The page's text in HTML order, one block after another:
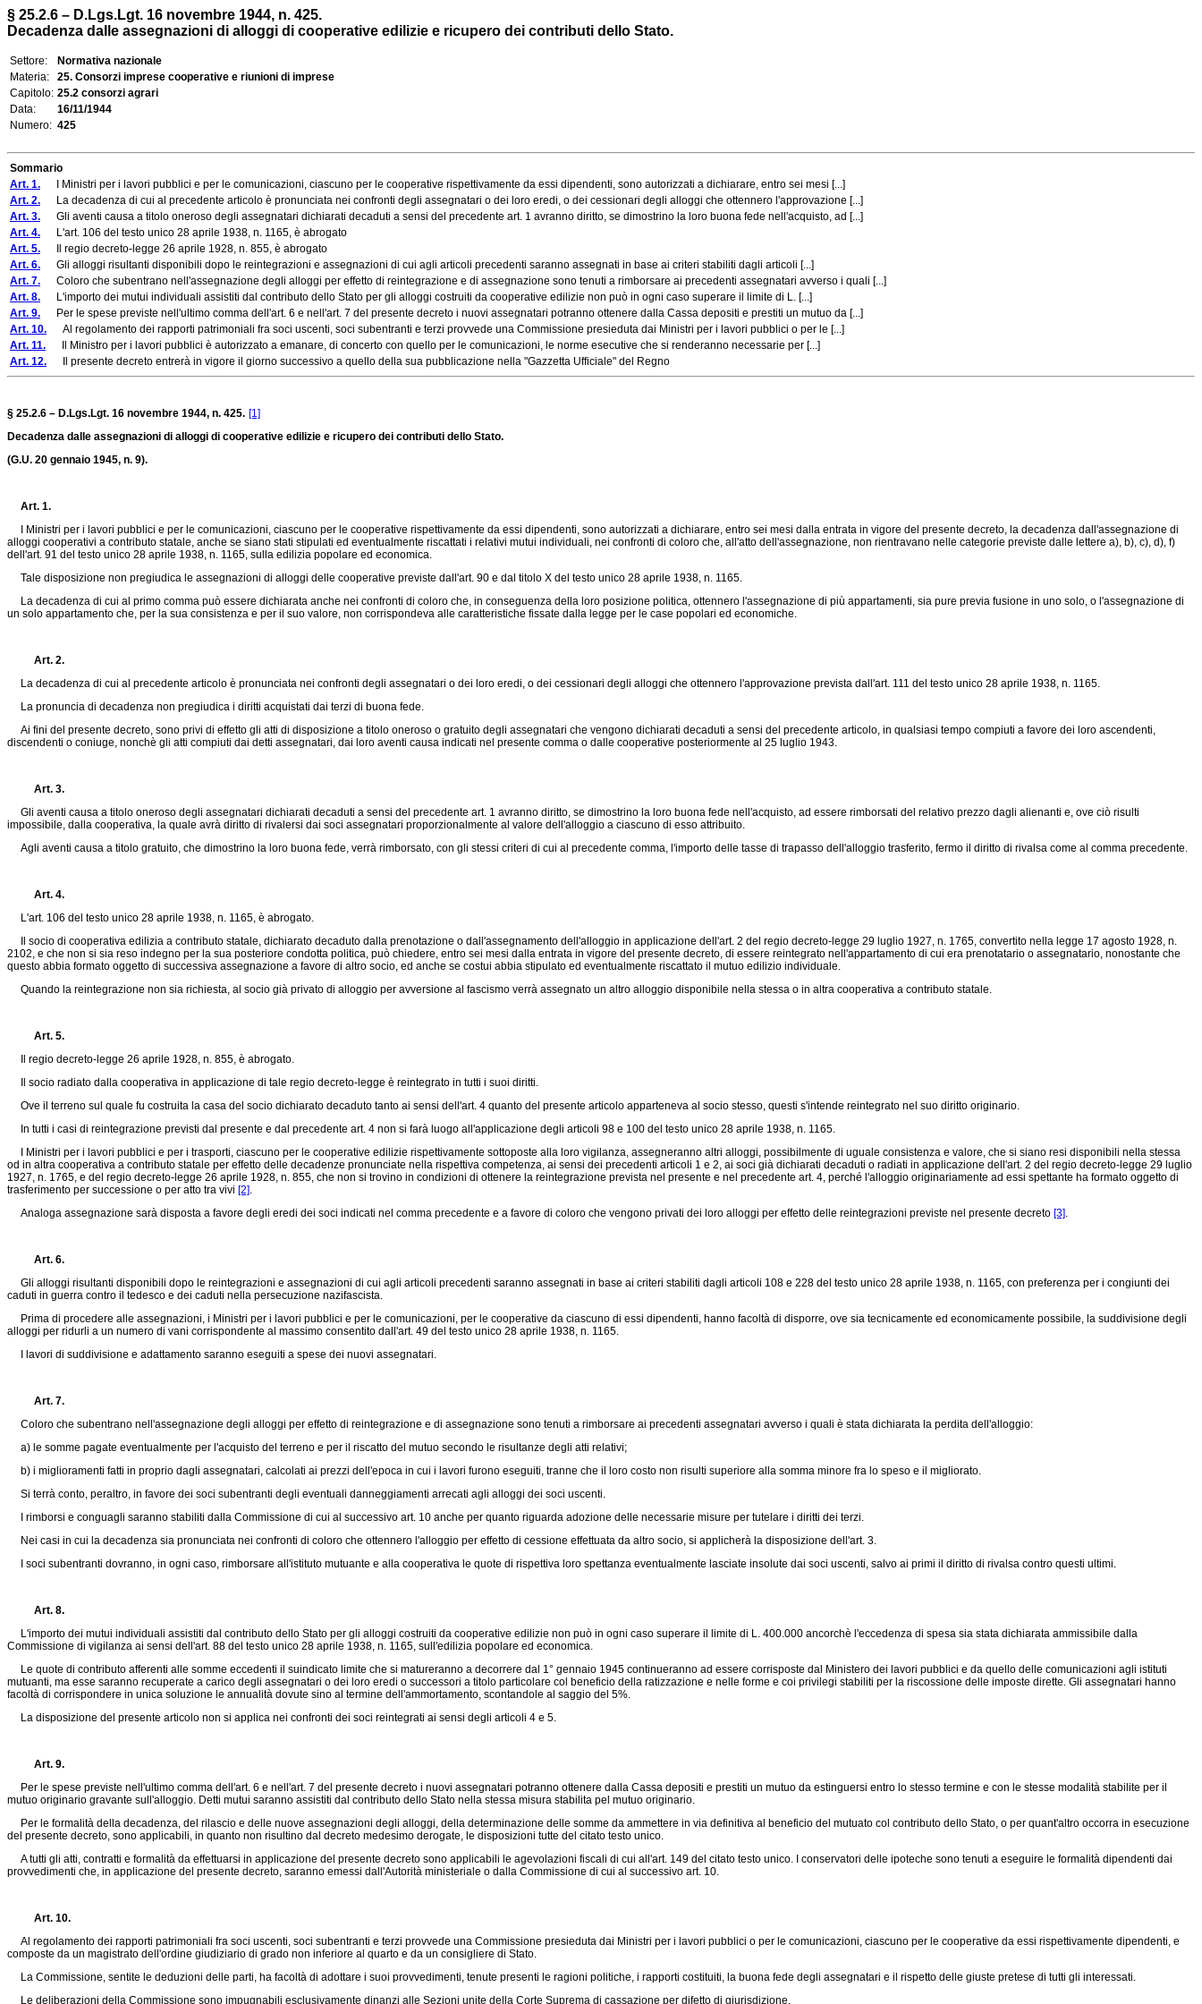
§ 25.2.6 – D.Lgs.Lgt. 16 novembre 1944, n. 425.
Decadenza dalle assegnazioni di alloggi di cooperative edilizie e ricupero dei contributi dello Stato.
Settore:
Normativa nazionale
Materia:
25. Consorzi imprese cooperative e riunioni di imprese
Capitolo: 25.2 consorzi agrari
Data:
16/11/1944
Numero: 425
Sommario
Art. 1. I Ministri per i lavori pubblici e per le comunicazioni, ciascuno per le cooperative rispettivamente da essi dipendenti, sono autorizzati a dichiarare, entro sei mesi [...]
Art. 2. La decadenza di cui al precedente articolo è pronunciata nei confronti degli assegnatari o dei loro eredi, o dei cessionari degli alloggi che ottennero l'approvazione [...]
Art. 3. Gli aventi causa a titolo oneroso degli assegnatari dichiarati decaduti a sensi del precedente art. 1 avranno diritto, se dimostrino la loro buona fede nell'acquisto, ad [...]
Art. 4. L'art. 106 del testo unico 28 aprile 1938, n. 1165, è abrogato
Art. 5. Il regio decreto-legge 26 aprile 1928, n. 855, è abrogato
Art. 6. Gli alloggi risultanti disponibili dopo le reintegrazioni e assegnazioni di cui agli articoli precedenti saranno assegnati in base ai criteri stabiliti dagli articoli [...]
Art. 7. Coloro che subentrano nell'assegnazione degli alloggi per effetto di reintegrazione e di assegnazione sono tenuti a rimborsare ai precedenti assegnatari avverso i quali [...]
Art. 8. L'importo dei mutui individuali assistiti dal contributo dello Stato per gli alloggi costruiti da cooperative edilizie non può in ogni caso superare il limite di L. [...]
Art. 9. Per le spese previste nell'ultimo comma dell'art. 6 e nell'art. 7 del presente decreto i nuovi assegnatari potranno ottenere dalla Cassa depositi e prestiti un mutuo da [...]
Art. 10. Al regolamento dei rapporti patrimoniali fra soci uscenti, soci subentranti e terzi provvede una Commissione presieduta dai Ministri per i lavori pubblici o per le [...]
Art. 11. Il Ministro per i lavori pubblici è autorizzato a emanare, di concerto con quello per le comunicazioni, le norme esecutive che si renderanno necessarie per [...]
Art. 12. Il presente decreto entrerà in vigore il giorno successivo a quello della sua pubblicazione nella "Gazzetta Ufficiale" del Regno
§ 25.2.6 – D.Lgs.Lgt. 16 novembre 1944, n. 425. [1]
Decadenza dalle assegnazioni di alloggi di cooperative edilizie e ricupero dei contributi dello Stato.
(G.U. 20 gennaio 1945, n. 9).
Art. 1.
I Ministri per i lavori pubblici e per le comunicazioni, ciascuno per le cooperative rispettivamente da essi dipendenti, sono autorizzati a dichiarare, entro sei mesi dalla entrata in vigore del presente decreto, la decadenza dall'assegnazione di
alloggi cooperativi a contributo statale, anche se siano stati stipulati ed eventualmente riscattati i relativi mutui individuali, nei confronti di coloro che, all'atto dell'assegnazione, non rientravano nelle categorie previste dalle lettere a), b), c), d), f)
dell'art. 91 del testo unico 28 aprile 1938, n. 1165, sulla edilizia popolare ed economica.
Tale disposizione non pregiudica le assegnazioni di alloggi delle cooperative previste dall'art. 90 e dal titolo X del testo unico 28 aprile 1938, n. 1165.
La decadenza di cui al primo comma può essere dichiarata anche nei confronti di coloro che, in conseguenza della loro posizione politica, ottennero l'assegnazione di più appartamenti, sia pure previa fusione in uno solo, o l'assegnazione di
un solo appartamento che, per la sua consistenza e per il suo valore, non corrispondeva alle caratteristiche fissate dalla legge per le case popolari ed economiche.
Art. 2.
La decadenza di cui al precedente articolo è pronunciata nei confronti degli assegnatari o dei loro eredi, o dei cessionari degli alloggi che ottennero l'approvazione prevista dall'art. 111 del testo unico 28 aprile 1938, n. 1165.
La pronuncia di decadenza non pregiudica i diritti acquistati dai terzi di buona fede.
Ai fini del presente decreto, sono privi di effetto gli atti di disposizione a titolo oneroso o gratuito degli assegnatari che vengono dichiarati decaduti a sensi del precedente articolo, in qualsiasi tempo compiuti a favore dei loro ascendenti,
discendenti o coniuge, nonchè gli atti compiuti dai detti assegnatari, dai loro aventi causa indicati nel presente comma o dalle cooperative posteriormente al 25 luglio 1943.
Art. 3.
Gli aventi causa a titolo oneroso degli assegnatari dichiarati decaduti a sensi del precedente art. 1 avranno diritto, se dimostrino la loro buona fede nell'acquisto, ad essere rimborsati del relativo prezzo dagli alienanti e, ove ciò risulti
impossibile, dalla cooperativa, la quale avrà diritto di rivalersi dai soci assegnatari proporzionalmente al valore dell'alloggio a ciascuno di esso attribuito.
Agli aventi causa a titolo gratuito, che dimostrino la loro buona fede, verrà rimborsato, con gli stessi criteri di cui al precedente comma, l'importo delle tasse di trapasso dell'alloggio trasferito, fermo il diritto di rivalsa come al comma precedente.
Art. 4.
L'art. 106 del testo unico 28 aprile 1938, n. 1165, è abrogato.
Il socio di cooperativa edilizia a contributo statale, dichiarato decaduto dalla prenotazione o dall'assegnamento dell'alloggio in applicazione dell'art. 2 del regio decreto-legge 29 luglio 1927, n. 1765, convertito nella legge 17 agosto 1928, n.
2102, e che non si sia reso indegno per la sua posteriore condotta politica, può chiedere, entro sei mesi dalla entrata in vigore del presente decreto, di essere reintegrato nell'appartamento di cui era prenotatario o assegnatario, nonostante che
questo abbia formato oggetto di successiva assegnazione a favore di altro socio, ed anche se costui abbia stipulato ed eventualmente riscattato il mutuo edilizio individuale.
Quando la reintegrazione non sia richiesta, al socio già privato di alloggio per avversione al fascismo verrà assegnato un altro alloggio disponibile nella stessa o in altra cooperativa a contributo statale.
Art. 5.
Il regio decreto-legge 26 aprile 1928, n. 855, è abrogato.
Il socio radiato dalla cooperativa in applicazione di tale regio decreto-legge è reintegrato in tutti i suoi diritti.
Ove il terreno sul quale fu costruita la casa del socio dichiarato decaduto tanto ai sensi dell'art. 4 quanto del presente articolo apparteneva al socio stesso, questi s'intende reintegrato nel suo diritto originario.
In tutti i casi di reintegrazione previsti dal presente e dal precedente art. 4 non si farà luogo all'applicazione degli articoli 98 e 100 del testo unico 28 aprile 1938, n. 1165.
I Ministri per i lavori pubblici e per i trasporti, ciascuno per le cooperative edilizie rispettivamente sottoposte alla loro vigilanza, assegneranno altri alloggi, possibilmente di uguale consistenza e valore, che si siano resi disponibili nella stessa
od in altra cooperativa a contributo statale per effetto delle decadenze pronunciate nella rispettiva competenza, ai sensi dei precedenti articoli 1 e 2, ai soci già dichiarati decaduti o radiati in applicazione dell'art. 2 del regio decreto-legge 29 luglio
1927, n. 1765, e del regio decreto-legge 26 aprile 1928, n. 855, che non si trovino in condizioni di ottenere la reintegrazione prevista nel presente e nel precedente art. 4, perché l'alloggio originariamente ad essi spettante ha formato oggetto di
trasferimento per successione o per atto tra vivi [2].
Analoga assegnazione sarà disposta a favore degli eredi dei soci indicati nel comma precedente e a favore di coloro che vengono privati dei loro alloggi per effetto delle reintegrazioni previste nel presente decreto [3].
Art. 6.
Gli alloggi risultanti disponibili dopo le reintegrazioni e assegnazioni di cui agli articoli precedenti saranno assegnati in base ai criteri stabiliti dagli articoli 108 e 228 del testo unico 28 aprile 1938, n. 1165, con preferenza per i congiunti dei
caduti in guerra contro il tedesco e dei caduti nella persecuzione nazifascista.
Prima di procedere alle assegnazioni, i Ministri per i lavori pubblici e per le comunicazioni, per le cooperative da ciascuno di essi dipendenti, hanno facoltà di disporre, ove sia tecnicamente ed economicamente possibile, la suddivisione degli
alloggi per ridurli a un numero di vani corrispondente al massimo consentito dall'art. 49 del testo unico 28 aprile 1938, n. 1165.
I lavori di suddivisione e adattamento saranno eseguiti a spese dei nuovi assegnatari.
Art. 7.
Coloro che subentrano nell'assegnazione degli alloggi per effetto di reintegrazione e di assegnazione sono tenuti a rimborsare ai precedenti assegnatari avverso i quali è stata dichiarata la perdita dell'alloggio:
a) le somme pagate eventualmente per l'acquisto del terreno e per il riscatto del mutuo secondo le risultanze degli atti relativi;
b) i miglioramenti fatti in proprio dagli assegnatari, calcolati ai prezzi dell'epoca in cui i lavori furono eseguiti, tranne che il loro costo non risulti superiore alla somma minore fra lo speso e il migliorato.
Si terrà conto, peraltro, in favore dei soci subentranti degli eventuali danneggiamenti arrecati agli alloggi dei soci uscenti.
I rimborsi e conguagli saranno stabiliti dalla Commissione di cui al successivo art. 10 anche per quanto riguarda adozione delle necessarie misure per tutelare i diritti dei terzi.
Nei casi in cui la decadenza sia pronunciata nei confronti di coloro che ottennero l'alloggio per effetto di cessione effettuata da altro socio, si applicherà la disposizione dell'art. 3.
I soci subentranti dovranno, in ogni caso, rimborsare all'istituto mutuante e alla cooperativa le quote di rispettiva loro spettanza eventualmente lasciate insolute dai soci uscenti, salvo ai primi il diritto di rivalsa contro questi ultimi.
Art. 8.
L'importo dei mutui individuali assistiti dal contributo dello Stato per gli alloggi costruiti da cooperative edilizie non può in ogni caso superare il limite di L. 400.000 ancorchè l'eccedenza di spesa sia stata dichiarata ammissibile dalla
Commissione di vigilanza ai sensi dell'art. 88 del testo unico 28 aprile 1938, n. 1165, sull'edilizia popolare ed economica.
Le quote di contributo afferenti alle somme eccedenti il suindicato limite che si matureranno a decorrere dal 1° gennaio 1945 continueranno ad essere corrisposte dal Ministero dei lavori pubblici e da quello delle comunicazioni agli istituti
mutuanti, ma esse saranno recuperate a carico degli assegnatari o dei loro eredi o successori a titolo particolare col beneficio della ratizzazione e nelle forme e coi privilegi stabiliti per la riscossione delle imposte dirette. Gli assegnatari hanno
facoltà di corrispondere in unica soluzione le annualità dovute sino al termine dell'ammortamento, scontandole al saggio del 5%.
La disposizione del presente articolo non si applica nei confronti dei soci reintegrati ai sensi degli articoli 4 e 5.
Art. 9.
Per le spese previste nell'ultimo comma dell'art. 6 e nell'art. 7 del presente decreto i nuovi assegnatari potranno ottenere dalla Cassa depositi e prestiti un mutuo da estinguersi entro lo stesso termine e con le stesse modalità stabilite per il
mutuo originario gravante sull'alloggio. Detti mutui saranno assistiti dal contributo dello Stato nella stessa misura stabilita pel mutuo originario.
Per le formalità della decadenza, del rilascio e delle nuove assegnazioni degli alloggi, della determinazione delle somme da ammettere in via definitiva al beneficio del mutuato col contributo dello Stato, o per quant'altro occorra in esecuzione
del presente decreto, sono applicabili, in quanto non risultino dal decreto medesimo derogate, le disposizioni tutte del citato testo unico.
A tutti gli atti, contratti e formalità da effettuarsi in applicazione del presente decreto sono applicabili le agevolazioni fiscali di cui all'art. 149 del citato testo unico. I conservatori delle ipoteche sono tenuti a eseguire le formalità dipendenti dai
provvedimenti che, in applicazione del presente decreto, saranno emessi dall'Autorità ministeriale o dalla Commissione di cui al successivo art. 10.
Art. 10.
Al regolamento dei rapporti patrimoniali fra soci uscenti, soci subentranti e terzi provvede una Commissione presieduta dai Ministri per i lavori pubblici o per le comunicazioni, ciascuno per le cooperative da essi rispettivamente dipendenti, e
composte da un magistrato dell'ordine giudiziario di grado non inferiore al quarto e da un consigliere di Stato.
La Commissione, sentite le deduzioni delle parti, ha facoltà di adottare i suoi provvedimenti, tenute presenti le ragioni politiche, i rapporti costituiti, la buona fede degli assegnatari e il rispetto delle giuste pretese di tutti gli interessati.
Le deliberazioni della Commissione sono impugnabili esclusivamente dinanzi alle Sezioni unite della Corte Suprema di cassazione per difetto di giurisdizione.